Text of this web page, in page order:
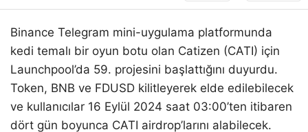
Binance Telegram mini-uygulama platformunda
kedi temalı bir oyun botu olan Catizen (CATI) için
Launchpool’da 59. projesini başlattığını duyurdu.
Token, BNB ve FDUSD kilitleyerek elde edilebilecek
ve kullanıcılar 16 Eylül 2024 saat 03:00’ten itibaren
dört gün boyunca CATI airdrop’larını alabilecek.